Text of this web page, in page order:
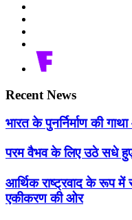
Recent News
भारत के पुनर्निर्माण की
परम वैभव के लिए उठे सधे
आर्थिक राष्ट्रवाद के रूप में
एकीकरण की ओर